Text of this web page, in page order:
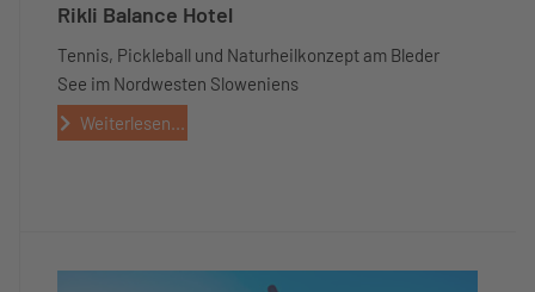
Rikli Balance Hotel
Tennis, Pickleball und Naturheilkonzept am Bleder
See im Nordwesten Sloweniens
Weiterlesen...